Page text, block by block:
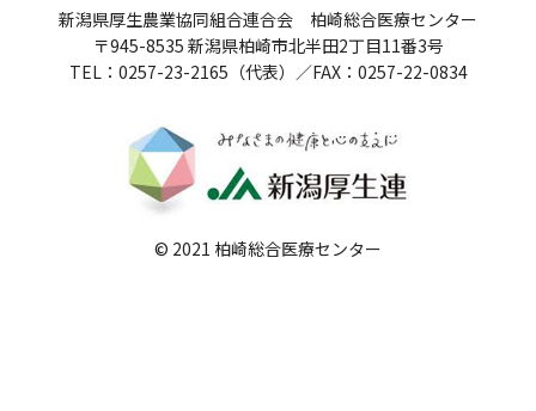
病院誌
個人情報保護方針
反社会的勢力に対する基本方針
院内感染対策指針
新潟県厚生農業協同組合連合会 柏崎総合医療センター
〒945-8535 新潟県柏崎市北半田2丁目11番3号
TEL：0257-23-2165（代表）／FAX：0257-22-0834
© 2021 柏崎総合医療センター